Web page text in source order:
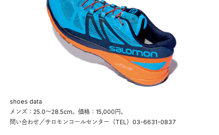
shoes data
メンズ：25.0〜28.5cm。価格：15,000円。
問い合わせ／サロモンコールセンター（TEL）03-6631-0837